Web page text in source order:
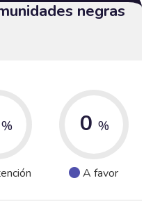
negras
% 0 %
A favor